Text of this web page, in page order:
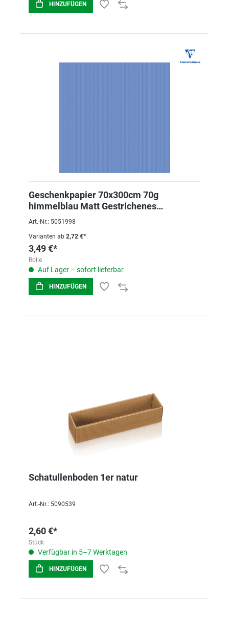
HINZUFÜGEN
Geschenkpapier 70x300cm 70g
himmelblau Matt Gestrichenes
Kraftpapier
Art.-Nr.: 5051998
Varianten ab 2,72 €*
3,49 €*
Rolle
Auf Lager – sofort lieferbar
HINZUFÜGEN
Schatullenboden 1er natur
Art.-Nr.: 5090539
2,60 €*
Stück
Verfügbar in 5–7 Werktagen
HINZUFÜGEN